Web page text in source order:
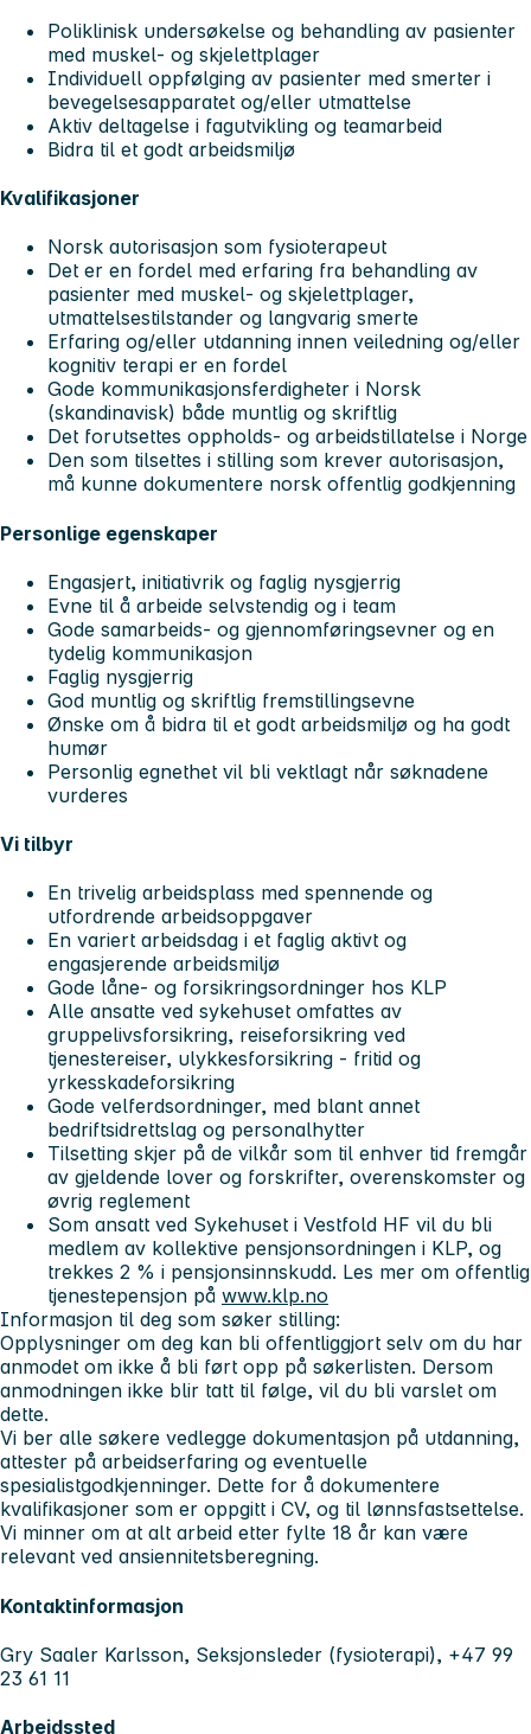
Poliklinisk undersøkelse og behandling av pasienter
med muskel- og skjelettplager
Individuell oppfølging av pasienter med smerter i
bevegelsesapparatet og/eller utmattelse
Aktiv deltagelse i fagutvikling og teamarbeid
Bidra til et godt arbeidsmiljø
Kvalifikasjoner
Norsk autorisasjon som fysioterapeut
Det er en fordel med erfaring fra behandling av
pasienter med muskel- og skjelettplager,
utmattelsestilstander og langvarig smerte
Erfaring og/eller utdanning innen veiledning og/eller
kognitiv terapi er en fordel
Gode kommunikasjonsferdigheter i Norsk
(skandinavisk) både muntlig og skriftlig
Det forutsettes oppholds- og arbeidstillatelse i Norge
Den som tilsettes i stilling som krever autorisasjon,
må kunne dokumentere norsk offentlig godkjenning
Personlige egenskaper
Engasjert, initiativrik og faglig nysgjerrig
Evne til å arbeide selvstendig og i team
Gode samarbeids- og gjennomføringsevner og en
tydelig kommunikasjon
Faglig nysgjerrig
God muntlig og skriftlig fremstillingsevne
Ønske om å bidra til et godt arbeidsmiljø og ha godt
humør
Personlig egnethet vil bli vektlagt når søknadene
vurderes
Vi tilbyr
En trivelig arbeidsplass med spennende og
utfordrende arbeidsoppgaver
En variert arbeidsdag i et faglig aktivt og
engasjerende arbeidsmiljø
Gode låne- og forsikringsordninger hos KLP
Alle ansatte ved sykehuset omfattes av
gruppelivsforsikring, reiseforsikring ved
tjenestereiser, ulykkesforsikring - fritid og
yrkesskadeforsikring
Gode velferdsordninger, med blant annet
bedriftsidrettslag og personalhytter
Tilsetting skjer på de vilkår som til enhver tid fremgår
av gjeldende lover og forskrifter, overenskomster og
øvrig reglement
Som ansatt ved Sykehuset i Vestfold HF vil du bli
medlem av kollektive pensjonsordningen i KLP, og
trekkes 2 % i pensjonsinnskudd. Les mer om offentlig
tjenestepensjon på www.klp.no
Informasjon til deg som søker stilling:
Opplysninger om deg kan bli offentliggjort selv om du har
anmodet om ikke å bli ført opp på søkerlisten. Dersom
anmodningen ikke blir tatt til følge, vil du bli varslet om
dette.
Vi ber alle søkere vedlegge dokumentasjon på utdanning,
attester på arbeidserfaring og eventuelle
spesialistgodkjenninger. Dette for å dokumentere
kvalifikasjoner som er oppgitt i CV, og til lønnsfastsettelse.
Vi minner om at alt arbeid etter fylte 18 år kan være
relevant ved ansiennitetsberegning.
Kontaktinformasjon
Gry Saaler Karlsson, Seksjonsleder (fysioterapi), +47 99
23 61 11
Arbeidssted